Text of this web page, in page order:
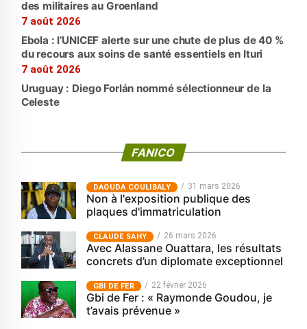
des militaires au Groenland
7 août 2026
Ebola : l’UNICEF alerte sur une chute de plus de 40 %
du recours aux soins de santé essentiels en Ituri
7 août 2026
Uruguay : Diego Forlán nommé sélectionneur de la
Celeste
FANICO
‎DAOUDA COULIBALY 31 mars 2026
Non à l'exposition publique des
plaques d'immatriculation
CLAUDE SAHY 26 mars 2026
Avec Alassane Ouattara, les résultats
concrets d’un diplomate exceptionnel
GBI DE FER 22 février 2026
Gbi de Fer : « Raymonde Goudou, je
t’avais prévenue »